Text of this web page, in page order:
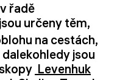
řadě
jsou určeny těm,
na cestách,
jsou
Levenhuk